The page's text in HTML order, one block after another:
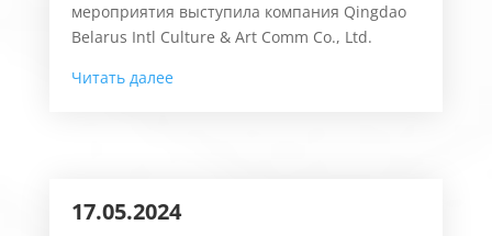
мероприятия выступила компания Qingdao
Belarus Intl Culture & Art Comm Co., Ltd.
Читать далее
17.05.2024